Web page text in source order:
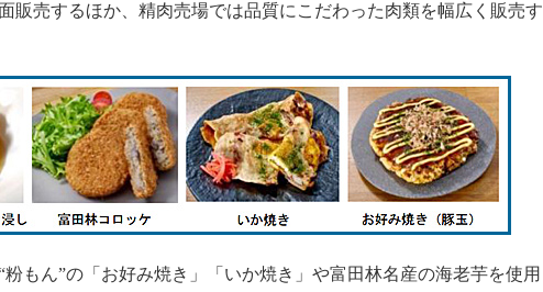
販売するほか、精肉売場では品質にこだわった肉類を幅広く販売す
もん”の「お好み焼き」「いか焼き」や富田林名産の海老芋を使用